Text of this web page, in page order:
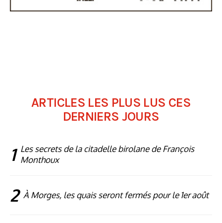
ARTICLES LES PLUS LUS CES
DERNIERS JOURS
1 Les secrets de la citadelle birolane de François
Monthoux
2 À Morges, les quais seront fermés pour le 1er août